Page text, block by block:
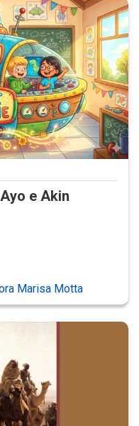
e Akin
Marisa Motta